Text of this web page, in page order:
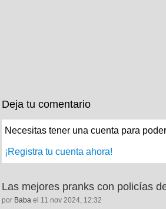
Deja tu comentario
Necesitas tener una cuenta para
¡Registra tu cuenta ahora!
Las mejores pranks con policías
por Baba el 11 nov 2024, 12:32